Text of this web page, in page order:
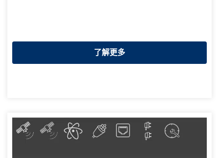
了解更多